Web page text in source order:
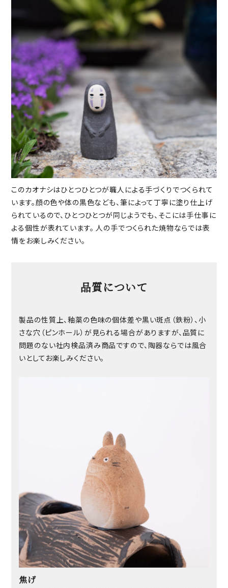
このカオナシはひとつひとつが職人による手づくりでつくられて
います。顔の色や体の黒色なども、筆によって丁寧に塗り仕上げ
られているので、ひとつひとつが同じようでも、そこには手仕事に
よる個性が表れています。 人の手でつくられた焼物ならでは表
情をお楽しみください。
品質について
製品の性質上、釉薬の色味の個体差や黒い斑点（鉄粉）、小
さな穴（ピンホール）が見られる場合がありますが、品質に
問題のない社内検品済み商品ですので、陶器ならでは風合
いとしてお楽しみください。
焦げ